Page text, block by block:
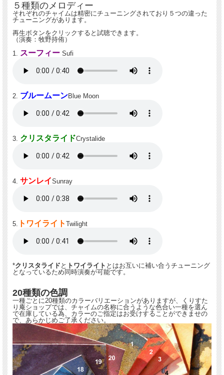
５種類のメロディー
それぞれのチャイムは精密にチューニングされており５つの違った
チューニングがあります。
再生ボタンをクリックすると試聴できます。
（演奏：牧野持侑）
1. スーフィー Sufi
2. ブルームーンBlue Moon
3. クリスタライドCrystalide
4. サンレイSunray
5. トワイライト Twilight
*クリスタライド と トワイライト とはお互いに補い合うチューニング
となっているため同時演奏が可能です。
20種類の色調
一種ごとに20種類のカラーバリエーションがありますが、くりすた
り庵ショップでは、チャイムの名称に合うような色合い一種を選ん
で在庫している為、カラーのご指定はお受けすることができませの
で、あらかじめご了承ください。